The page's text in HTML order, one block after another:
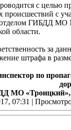
с целью
происшествий с
отделом ГИБДД
области.
за
штрафа в
по
МО «Троицкий»,
07:31 |